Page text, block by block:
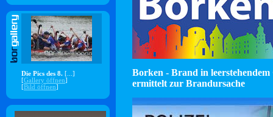
Die Pics des 8. [...]
[Gallery öffnen]
[Bild öffnen]
Borken - Brand in leerstehendem
ermittelt zur Brandursache